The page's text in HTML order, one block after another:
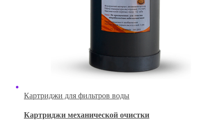
Картриджи для фильтров воды
Картриджи механической очистки